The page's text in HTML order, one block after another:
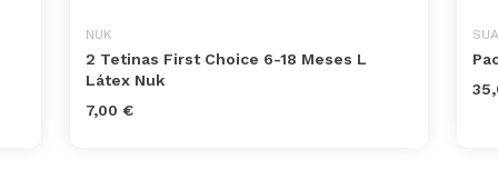
NUK
2 Tetinas First Choice 6-18 Meses L
Látex Nuk
7,00 €